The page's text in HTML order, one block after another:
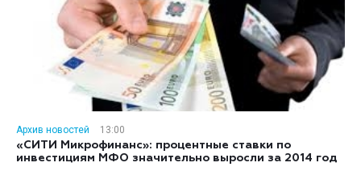
Архив новостей
13:00
«СИТИ Микрофинанс»: процентные ставки по
инвестициям МФО значительно выросли за 2014 год